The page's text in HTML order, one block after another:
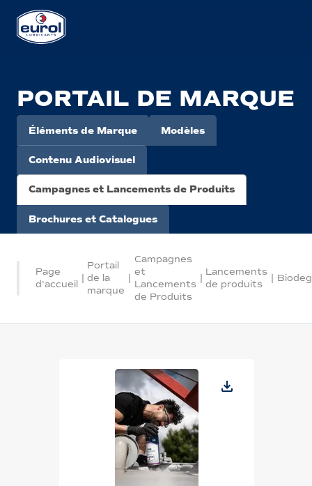
PORTAIL DE MARQUE
Éléments de Marque Modèles
Contenu Audiovisuel
Campagnes et Lancements de Produits
Brochures et Catalogues
Page
d'accueil
|
Portail
de la
marque
|
Campagnes
et
Lancements
de Produits
|
Lancements
de produits
|